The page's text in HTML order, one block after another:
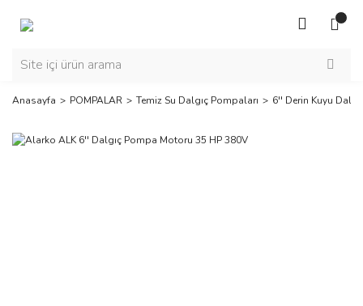
Anasayfa POMPALAR Temiz Su Dalgıç Pompaları 6'' Derin Kuyu